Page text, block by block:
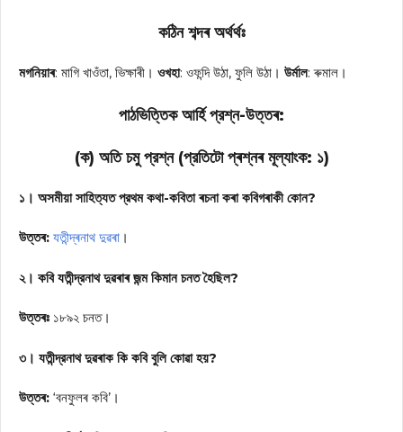
কঠিন শব্দৰ অৰ্থর্থঃ
মগনিয়াৰ: মাগি খাওঁতা, ভিক্ষাৰী। ওখহা: ওফন্দি উঠা, ফুলি উঠা। উর্মাল: ৰুমাল।
পাঠভিত্তিক আর্হি প্রশ্ন-উত্তৰ:
(ক) অতি চমু প্রশ্ন (প্রতিটো প্ৰশ্নৰ মূল্যাংক: ১)
১। অসমীয়া সাহিত্যত প্রথম কথা-কবিতা ৰচনা কৰা কবিগৰাকী কোন?
উত্তৰ: যতীন্দ্ৰনাথ দুৱৰা ।
২। কবি যতীন্দ্রনাথ দুৱৰাৰ জন্ম কিমান চনত হৈছিল?
উত্তৰঃ ১৮৯২ চনত।
৩। যতীন্দ্রনাথ দুৱৰাক কি কবি বুলি কোৱা হয়?
উত্তৰ: ‘বনফুলৰ কবি’।